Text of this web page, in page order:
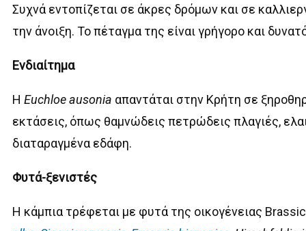
Συχνά εντοπίζεται σε άκρες δρόμων και σε
την άνοιξη. Το πέταγμα της είναι γρήγορο και
Ενδιαίτημα
HEuchloe ausonia απαντάται στην Κρήτη σε
εκτάσεις, όπως θαμνώδεις πετρώδεις πλαγιές,
διαταραγμένα εδάφη.
Φυτά-ξενιστές
Η κάμπια τρέφεται με φυτά της οικογένειας